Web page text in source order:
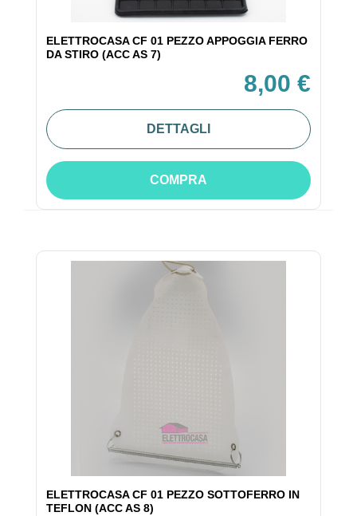
ELETTROCASA CF 01 PEZZO APPOGGIA FERRO
DA STIRO (ACC AS 7)
8,00 €
DETTAGLI
COMPRA
ELETTROCASA CF 01 PEZZO SOTTOFERRO IN
TEFLON (ACC AS 8)